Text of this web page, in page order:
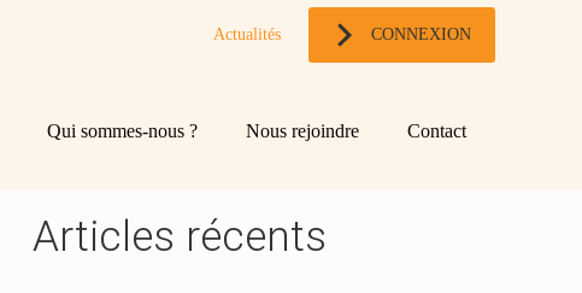
Actualités CONNEXION
Qui sommes-nous ? Nous rejoindre Contact
Blog
sidebar
Rechercher
Articles récents